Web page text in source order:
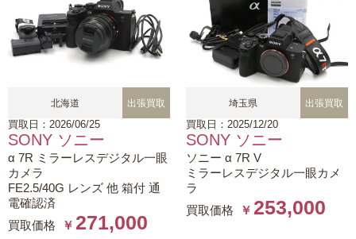
北海道 出張買取
買取日：2026/06/25
SONY ソニー
α 7R ミラーレスデジタル一眼
カメラ
FE2.5/40G レンズ 他 箱付 通
電確認済
買取価格
￥ 271,000
埼玉県 出張買取
買取日：2025/12/20
SONY ソニー
ソニー α 7R V
ミラーレスデジタル一眼カメ
ラ
買取価格
￥ 253,000